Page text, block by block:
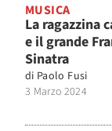
MUSICA
La ragazzina
e il grande
Sinatra
di Paolo Fusi
3 Marzo 2024